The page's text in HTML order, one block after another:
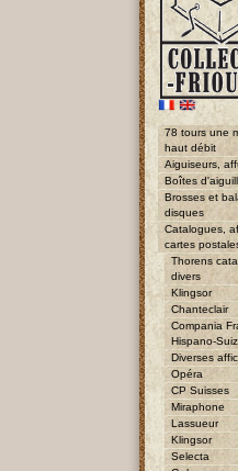
78 tours une
haut débit
Aiguiseurs,
Boîtes
Brosses et
disques
Catalogues,
cartes
Thorens
divers
Klingsor
Chanteclair
Compania
Hispano-
Diverses
Opéra
CP Suisses
Miraphone
Lassueur
Klingsor
Selecta